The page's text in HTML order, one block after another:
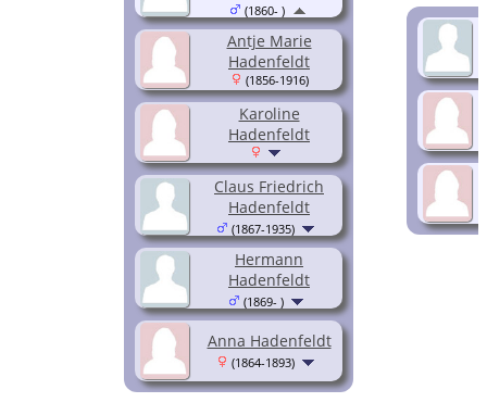
Antje Marie
Hadenfeldt
(1856-1916)
Karoline
Hadenfeldt
Claus Friedrich
Hadenfeldt
(1867-1935)
Hermann
Hadenfeldt
(1869- )
Anna Hadenfeldt
(1864-1893)
(1860- )